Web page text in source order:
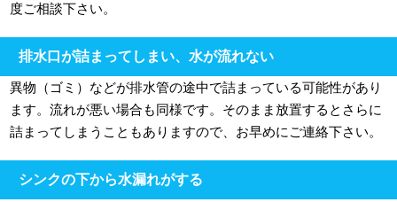
度ご相談下さい。
排水口が詰まってしまい、水が流れない
異物（ゴミ）などが排水管の途中で詰まっている可能性があり
ます。流れが悪い場合も同様です。そのまま放置するとさらに
詰まってしまうこともありますので、お早めにご連絡下さい。
シンクの下から水漏れがする